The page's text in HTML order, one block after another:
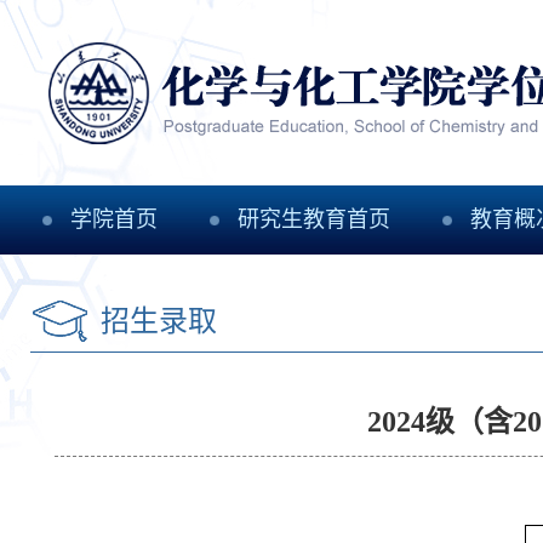
学院首页 研究生教育首页 教育概
招生录取
2024级（含